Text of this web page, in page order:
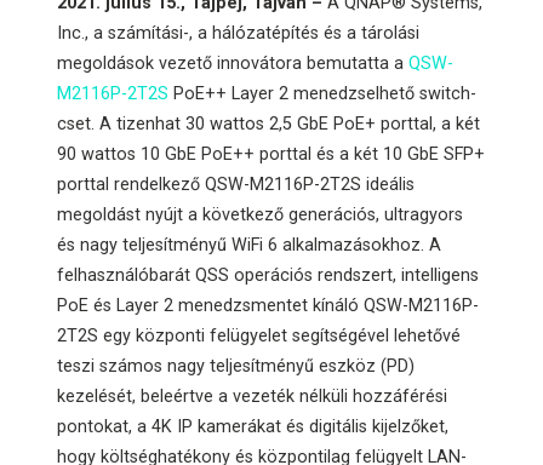
Inc., a számítási-, a hálózatépítés és a tárolási
megoldások vezető innovátora bemutatta aQSW-
M2116P-2T2S PoE++ Layer 2 menedzselhető switch-
cset. A tizenhat 30 wattos 2,5 GbE PoE+ porttal, a két
90 wattos 10 GbE PoE++ porttal és a két 10 GbE SFP+
porttal rendelkező QSW-M2116P-2T2S ideális
megoldást nyújt a következő generációs, ultragyors
és nagy teljesítményű WiFi 6 alkalmazásokhoz. A
felhasználóbarát QSS operációs rendszert, intelligens
PoE és Layer 2 menedzsmentet kínáló QSW-M2116P-
2T2S egy központi felügyelet segítségével lehetővé
teszi számos nagy teljesítményű eszköz (PD)
kezelését, beleértve a vezeték nélküli hozzáférési
pontokat, a 4K IP kamerákat és digitális kijelzőket,
hogy költséghatékony és központilag felügyelt LAN-